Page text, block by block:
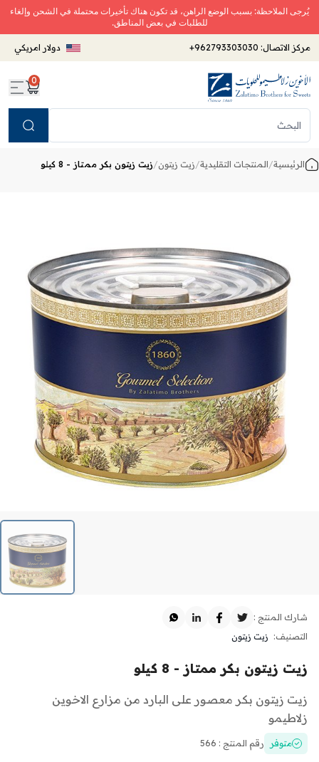
يُرجى الملاحظة: بسبب الوضع الراهن، قد تكون هناك تأخيرات محتملة في الشحن وإلغاء
للطلبات في بعض المناطق.
مركز الاتصال: +962793303030 دولار امريكي
0
الرئيسية/المنتجات التقليدية/زيت زيتون/زيت زيتون بكر ممتاز - 8 كيلو
التصنيف: زيت زيتون
شارك المنتج :
زيت زيتون بكر ممتاز - 8 كيلو
زيت زيتون بكر معصور على البارد من مزارع الاخوين
زلاطيمو
متوفر رقم المنتج : 566